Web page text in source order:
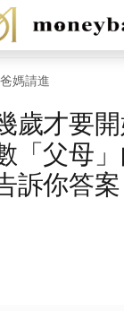
功
能
表
爸媽請進
歲才要
「父母
訴你答案